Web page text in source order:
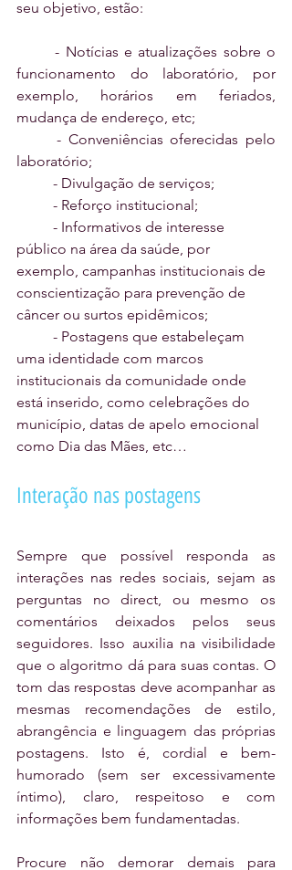
seu objetivo, estão:
	- Notícias e atualizações sobre o
funcionamento do laboratório, por
exemplo, horários em feriados,
mudança de endereço, etc;
laboratório;
	- Divulgação de serviços;
	- Reforço institucional;
público na área da saúde, por
exemplo, campanhas institucionais de
conscientização para prevenção de
câncer ou surtos epidêmicos;
uma identidade com marcos
institucionais da comunidade onde
está inserido, como celebrações do
município, datas de apelo emocional
como Dia das Mães, etc…
Interação nas postagens
Sempre que possível responda as
interações nas redes sociais, sejam as
perguntas no direct, ou mesmo os
comentários deixados pelos seus
seguidores. Isso auxilia na visibilidade
que o algoritmo dá para suas contas. O
tom das respostas deve acompanhar as
mesmas recomendações de estilo,
abrangência e linguagem das próprias
postagens. Isto é, cordial e bem-
humorado (sem ser excessivamente
íntimo), claro, respeitoso e com
informações bem fundamentadas.
Procure não demorar demais para